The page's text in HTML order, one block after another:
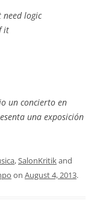
need logic
it
un concierto en
una exposición
,SalonKritikand
on August 4, 2013.